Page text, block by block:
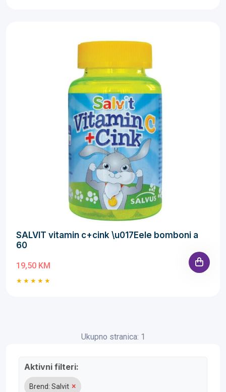
Aktivni filteri:
Brend: Salvit ×
SALVIT vitamin c+cink \u017Eele bomboni a
60
19,50 KM
Ukupno stranica: 1